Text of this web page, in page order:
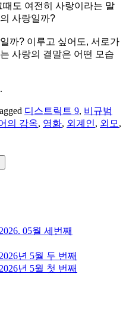
도 여전히 사랑이라는 말
사랑일까?
까? 이루고 싶어도, 서로가
사랑의 결말은 어떤 모습
디스트릭트 9, 비규범
의 감옥, 영화, 외계인, 외모,
05월 세번째
년 5월 두 번째
년 5월 첫 번째